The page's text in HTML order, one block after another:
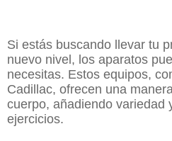
Si estás buscando llevar tu
nuevo nivel, los aparatos
necesitas. Estos equipos,
Cadillac, ofrecen una
cuerpo, añadiendo variedad
ejercicios.